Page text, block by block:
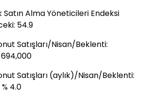
Satın Alma Yöneticileri Endeksi
54.9
Satışları/Nisan/Beklenti:
Satışları (aylık)/Nisan/Beklenti:
4.0